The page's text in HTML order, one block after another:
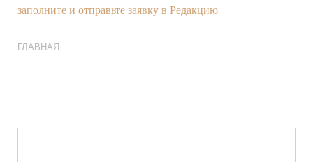
заполните и отправьте заявку в Редакцию.
ГЛАВНАЯ